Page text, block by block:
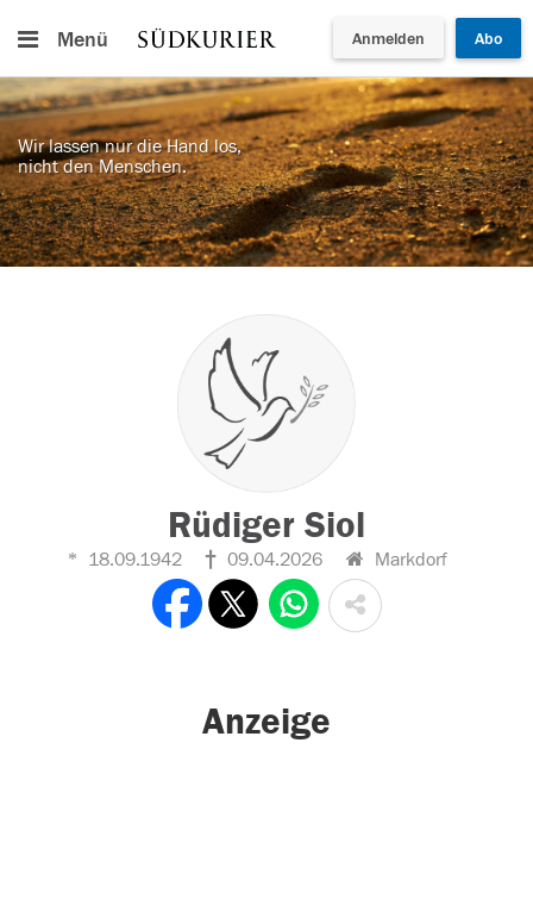
Menü Anmelden Abo
Wir lassen nur die Hand los,
nicht den Menschen.
Rüdiger Siol
18.09.1942 09.04.2026 Markdorf
Anzeige